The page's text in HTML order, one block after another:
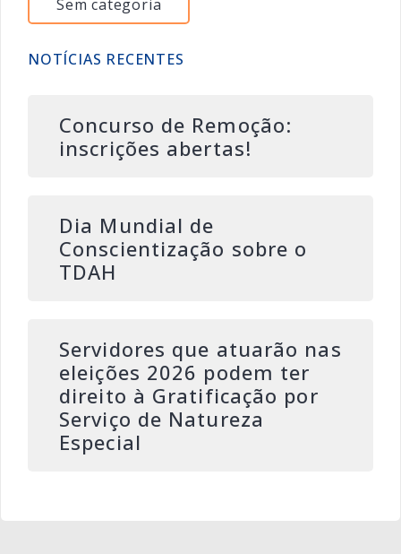
Sem categoria
NOTÍCIAS RECENTES
Concurso de Remoção:
inscrições abertas!
Dia Mundial de
Conscientização sobre o
TDAH
Servidores que atuarão nas
eleições 2026 podem ter
direito à Gratificação por
Serviço de Natureza
Especial